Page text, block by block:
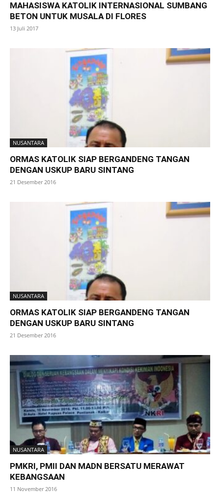
MAHASISWA KATOLIK INTERNASIONAL SUMBANG
BETON UNTUK MUSALA DI FLORES
13 Juli 2017
NUSANTARA
ORMAS KATOLIK SIAP BERGANDENG TANGAN
DENGAN USKUP BARU SINTANG
21 Desember 2016
NUSANTARA
ORMAS KATOLIK SIAP BERGANDENG TANGAN
DENGAN USKUP BARU SINTANG
21 Desember 2016
NUSANTARA
PMKRI, PMII DAN MADN BERSATU MERAWAT
KEBANGSAAN
11 November 2016